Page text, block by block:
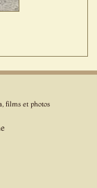
films et photos